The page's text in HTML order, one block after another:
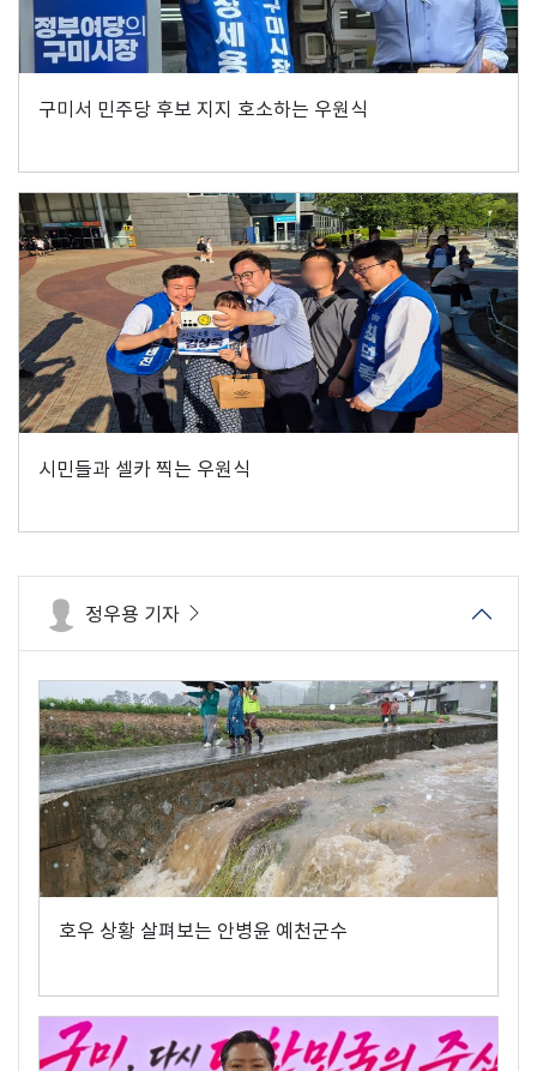
구미서 민주당 후보 지지 호소하는 우원식
시민들과 셀카 찍는 우원식
정우용 기자
호우 상황 살펴보는 안병윤 예천군수